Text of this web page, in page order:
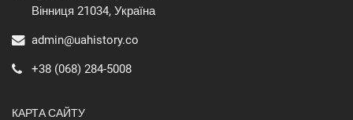
Вінниця 21034, Україна
admin@uahistory.co
+38 (068) 284-5008
КАРТА САЙТУ